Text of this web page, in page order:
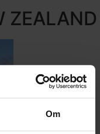
Om
ZEALAND